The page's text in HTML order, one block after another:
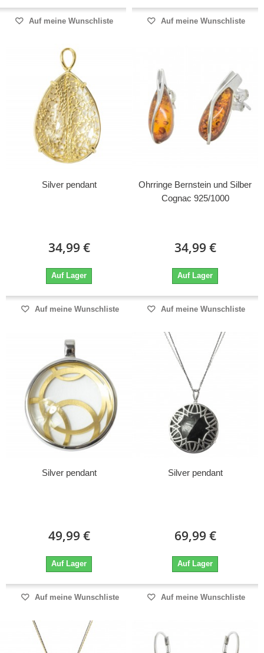
Auf meine Wunschliste Auf meine Wunschliste
Silver pendant
34,99 €
Auf Lager
Auf meine Wunschliste
Ohrringe Bernstein und Silber
Cognac 925/1000
34,99 €
Auf Lager
Auf meine Wunschliste
Silver pendant
49,99 €
Auf Lager
Auf meine Wunschliste
Silver pendant
69,99 €
Auf Lager
Auf meine Wunschliste